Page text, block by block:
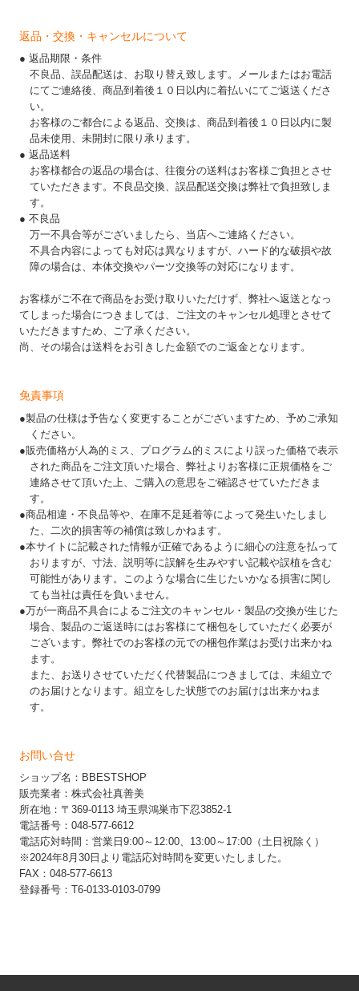
返品・交換・キャンセルについて
● 返品期限・条件
不良品、誤品配送は、お取り替え致します。メールまたはお電話
にてご連絡後、商品到着後１０日以内に着払いにてご返送くださ
い。
お客様のご都合による返品、交換は、商品到着後１０日以内に製
品未使用、未開封に限り承ります。
● 返品送料
お客様都合の返品の場合は、往復分の送料はお客様ご負担とさせ
ていただきます。不良品交換、誤品配送交換は弊社で負担致しま
す。
● 不良品
万一不具合等がございましたら、当店へご連絡ください。
不具合内容によっても対応は異なりますが、ハード的な破損や故
障の場合は、本体交換やパーツ交換等の対応になります。
お客様がご不在で商品をお受け取りいただけず、弊社へ返送となっ
てしまった場合につきましては、ご注文のキャンセル処理とさせて
いただきますため、ご了承ください。
尚、その場合は送料をお引きした金額でのご返金となります。
免責事項
●製品の仕様は予告なく変更することがございますため、予めご承知
ください。
●販売価格が人為的ミス、プログラム的ミスにより誤った価格で表示
された商品をご注文頂いた場合、弊社よりお客様に正規価格をご
連絡させて頂いた上、ご購入の意思をご確認させていただきま
す。
●商品相違・不良品等や、在庫不足延着等によって発生いたしまし
た、二次的損害等の補償は致しかねます。
●本サイトに記載された情報が正確であるように細心の注意を払って
おりますが、寸法、説明等に誤解を生みやすい記載や誤植を含む
可能性があります。このような場合に生じたいかなる損害に関し
ても当社は責任を負いません。
●万が一商品不具合によるご注文のキャンセル・製品の交換が生じた
場合、製品のご返送時にはお客様にて梱包をしていただく必要が
ございます。弊社でのお客様の元での梱包作業はお受け出来かね
ます。
また、お送りさせていただく代替製品につきましては、未組立で
のお届けとなります。組立をした状態でのお届けは出来かねま
す。
お問い合せ
ショップ名：BBESTSHOP
販売業者：株式会社真善美
所在地：〒369-0113 埼玉県鴻巣市下忍3852-1
電話番号：048-577-6612
電話応対時間：営業日9:00～12:00、13:00～17:00（土日祝除く）
※2024年8月30日より電話応対時間を変更いたしました。
FAX：048-577-6613
登録番号：T6-0133-0103-0799